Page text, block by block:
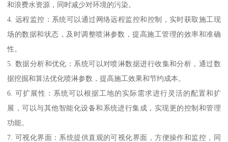
和浪费水资源，同时减少对环境的污染。
4. 远程监控：系统可以通过网络远程监控和控制，实时获取施工现
场的数据和状态，及时调整喷淋参数，提高施工管理的效率和准确
性。
5. 数据分析和优化：系统可以对喷淋数据进行收集和分析，通过数
据挖掘和算法优化喷淋参数，提高施工效果和节约成本。
6. 可扩展性：系统可以根据工地的实际需求进行灵活的配置和扩
展，可以与其他智能化设备和系统进行集成，实现更的控制和管理
功能。
7. 可视化界面：系统提供直观的可视化界面，方便操作和监控，同